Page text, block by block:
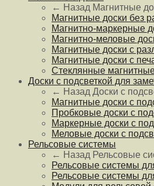
← Назад Магнитные
Магнитные доски без
Магнитно-маркерные
Магнитно-меловые
Магнитные доски с
Магнитные доски с
Стеклянные
Доски с подсветкой для
← Назад Доски с
Магнитные доски с
Пробковые доски с
Маркерные доски с
Меловые доски с
Рельсовые системы
← Назад Рельсовые
Рельсовые системы
Рельсовые системы